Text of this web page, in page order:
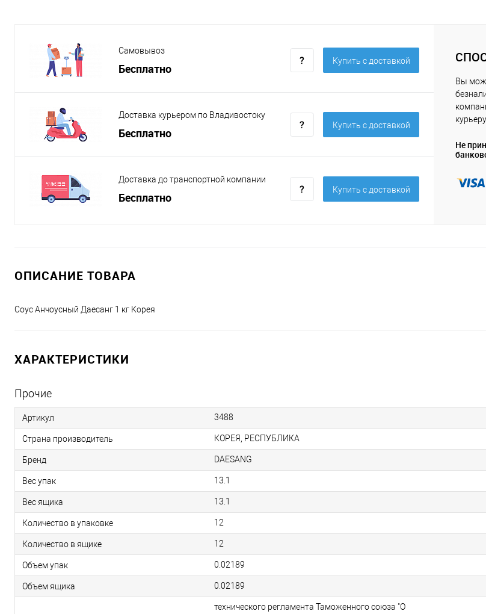
Самовывоз
Бесплатно
Купить c доставкой
Доставка курьером по Владивостоку
Бесплатно
Купить c доставкой
Доставка до транспортной компании
Бесплатно
Купить c доставкой
Вы
курьеру.
Не
ОПИСАНИЕ ТОВАРА
Соус Анчоусный Даесанг 1 кг Корея
ХАРАКТЕРИСТИКИ
Прочие
Артикул 3488
Страна производитель КОРЕЯ, РЕСПУБЛИКА
Бренд DAESANG
Вес упак 13.1
Вес ящика 13.1
Количество в упаковке 12
Количество в ящике 12
Объем упак 0.02189
Объем ящика 0.02189
технического регламента Таможенного союза "О